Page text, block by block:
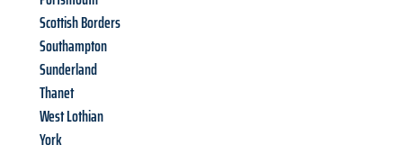
Scottish Borders
Southampton
Sunderland
Thanet
West Lothian
York